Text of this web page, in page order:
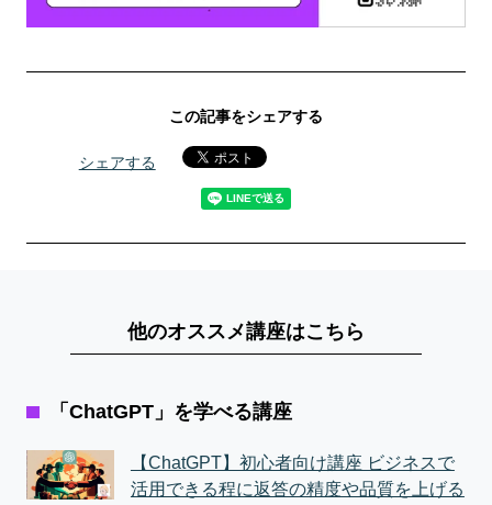
この記事をシェアする
シェアする
他のオススメ講座はこちら
「ChatGPT」を学べる講座
【ChatGPT】初心者向け講座 ビジネスで
活用できる程に返答の精度や品質を上げる